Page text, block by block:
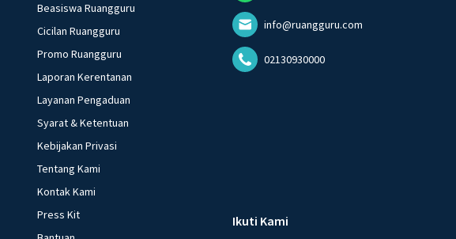
Beasiswa Ruangguru
Cicilan Ruangguru
Promo Ruangguru
Laporan Kerentanan
Layanan Pengaduan
Syarat & Ketentuan
Kebijakan Privasi
Tentang Kami
Kontak Kami
Press Kit
info@ruangguru.com
02130930000
Ikuti Kami